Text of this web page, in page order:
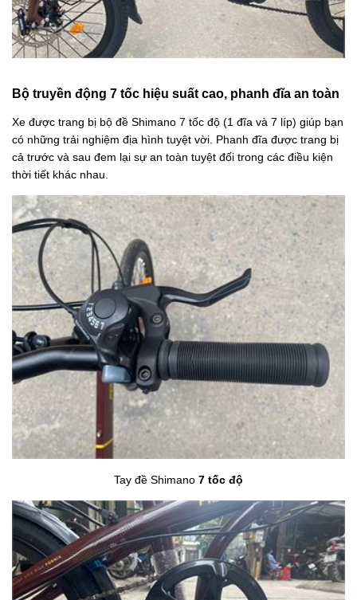
Bộ truyền động 7 tốc hiệu suất cao, phanh đĩa an toàn
Xe được trang bị bộ đề Shimano 7 tốc độ (1 đĩa và 7 líp) giúp bạn
có những trải nghiệm địa hình tuyệt vời. Phanh đĩa được trang bị
cả trước và sau đem lại sự an toàn tuyệt đối trong các điều kiện
thời tiết khác nhau.
Tay đề Shimano 7 tốc độ